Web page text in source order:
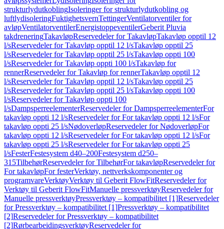
strukturlydutkoblingIsoleringer for strukturlydutkobling og
luftlydisoleringFuktighetsvernTettingerVentilatorventiler for
avløpVentilatorventilerEnergistoppeventilerGeberit Pluvia
takdreneringTakavløpReservedeler for TakavløpTakavløp opptil 12
l/sReservedeler for Takavløp opptil 12 l/sTakavløp opptil 25
l/sReservedeler for Takavløp opptil 25 l/sTakavløp oppti 100
l/sReservedeler for Takavløp oppti 100 l/sTakavløp for
rennerReservedeler for Takavløp for rennerTakavløp opptil 12
l/sReservedeler for Takavløp opptil 12 l/sTakavløp opptil 25
l/sReservedeler for Takavløp opptil 25 l/sTakavløp oppti 100
l/sReservedeler for Takavløp oppti 100
l/sDampsperreelementerReservedeler for DampsperreelementerFor
takavløp oppti 12 l/sReservedeler for For takavløp oppti 12 l/sFor
takavløp oppti 25 l/sNødoverløpReservedeler for NødoverløpFor
takavløp oppti 12 l/sReservedeler for For takavløp oppti 12 l/sFor
takavløp oppti 25 l/sReservedeler for For takavløp oppti 25
l/sFesterFestesystem d40–200Festesystem d250–
315TilbehørReservedeler for TilbehørFor takavløpReservedeler for
For takavløpFor festerVerktøy, nettverkskomponenter og
programvareVerktøyVerktøy til Geberit FlowFitReservedeler for
Verktøy til Geberit FlowFitManuelle pressverktøyReservedeler for
Manuelle pressverktøyPressverktøy – kompatibilitet [1]Reservedeler
for Pressverktøy – kompatibilitet [1]Pressverktøy – kompatibilitet
[2]Reservedeler for Pressverktøy – kompatibilitet
[2]RørbearbeidingsverktøyReservedeler for